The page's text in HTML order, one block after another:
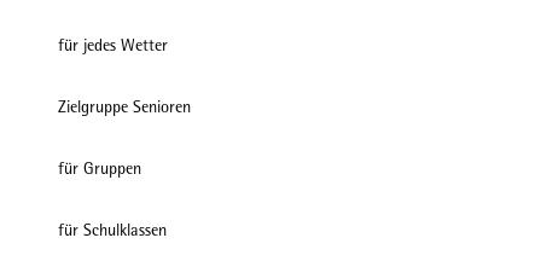
für jedes Wetter
Zielgruppe Senioren
für Gruppen
für Schulklassen